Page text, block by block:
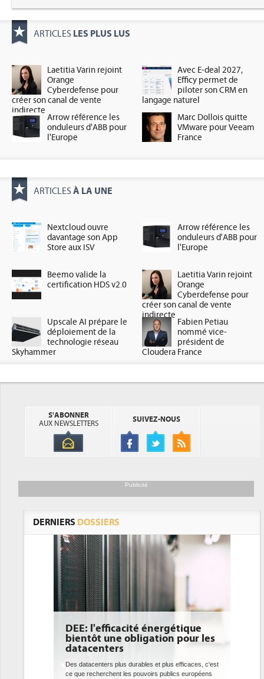
ARTICLES LES PLUS LUS
Laetitia Varin rejoint
Orange
Cyberdefense pour
créer son canal de vente
indirecte
Avec E-deal 2027,
Efficy permet de
piloter son CRM en
langage naturel
Arrow référence les
onduleurs d'ABB pour
l'Europe
Marc Dollois quitte
VMware pour Veeam
France
ARTICLES À LA UNE
Nextcloud ouvre
davantage son App
Store aux ISV
Arrow référence les
onduleurs d'ABB pour
l'Europe
Beemo valide la
certification HDS v2.0
Laetitia Varin rejoint
Orange
Cyberdefense pour
créer son canal de vente
indirecte
Upscale AI prépare le
déploiement de la
technologie réseau
Skyhammer
Fabien Petiau
nommé vice-
président de
Cloudera France
S'ABONNER
AUX NEWSLETTERS
SUIVEZ-NOUS
Publicité
DERNIERS DOSSIERS
DEE: l'efficacité énergétique
bientôt une obligation pour les
datacenters
Des datacenters plus durables et plus efficaces, c'est
ce que recherchent les pouvoirs publics européens